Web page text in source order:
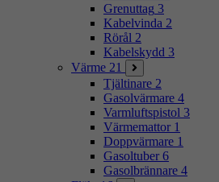
Grenuttag 3
Kabelvinda 2
Rörål 2
Kabelskydd 3
Värme 21
Tjältinare 2
Gasolvärmare 4
Varmluftspistol 3
Värmemattor 1
Doppvärmare 1
Gasoltuber 6
Gasolbrännare 4